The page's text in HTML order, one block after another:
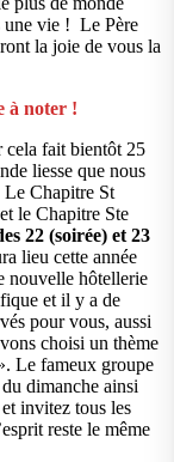
une vie ! Le Père
la joie de vous la
à noter !
fait bientôt 25
liesse que nous
Chapitre St
le Chapitre Ste
22 (soirée) et 23
lieu cette année
nouvelle hôtellerie
et il y a de
pour vous, aussi
choisi un thème
Le fameux groupe
dimanche ainsi
invitez tous les
reste le même